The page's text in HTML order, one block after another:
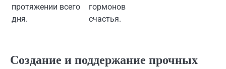
протяжении всего
дня.
гормонов
счастья.
Создание и поддержание прочных